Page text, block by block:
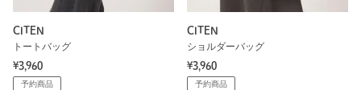
CITEN
トートバッグ
¥3,960
予約商品
CITEN
ショルダーバッグ
¥3,960
予約商品